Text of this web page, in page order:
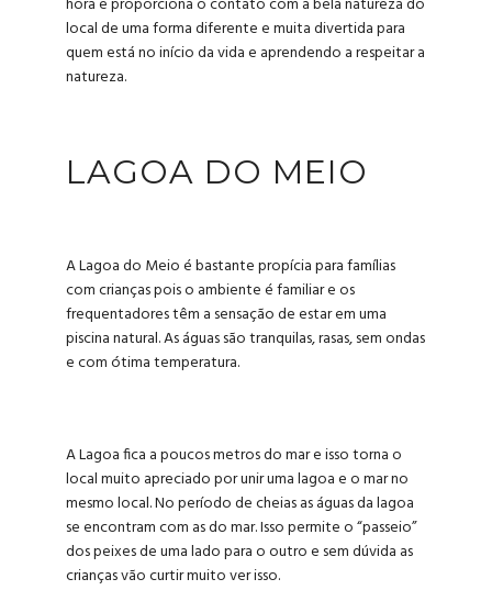
local de uma forma diferente e muita divertida para
quem está no início da vida e aprendendo a respeitar a
natureza.
LAGOA DO MEIO
A Lagoa do Meio é bastante propícia para famílias
com crianças pois o ambiente é familiar e os
frequentadores têm a sensação de estar em uma
piscina natural. As águas são tranquilas, rasas, sem ondas
e com ótima temperatura.
A Lagoa fica a poucos metros do mar e isso torna o
local muito apreciado por unir uma lagoa e o mar no
mesmo local. No período de cheias as águas da lagoa
se encontram com as do mar. Isso permite o “passeio”
dos peixes de uma lado para o outro e sem dúvida as
crianças vão curtir muito ver isso.